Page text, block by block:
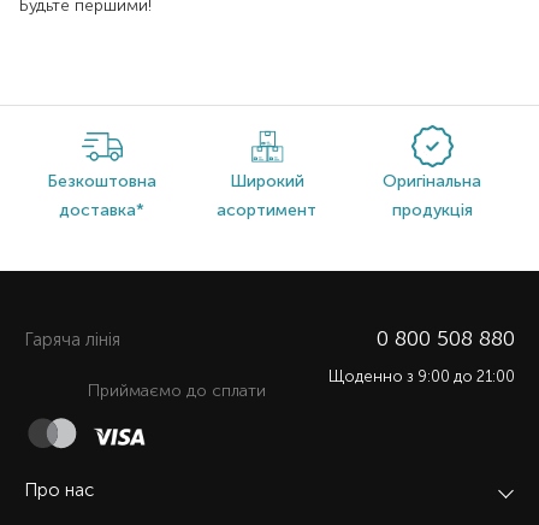
Будьте першими!
Безкоштовна
доставка*
Широкий
асортимент
Оригінальна
продукція
Про нас
Гаряча лiнiя 0 800 508 880
Щоденно з 9:00 до 21:00
Приймаємо до сплати